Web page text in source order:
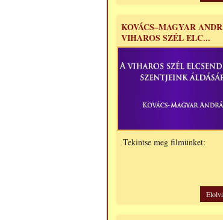
KOVÁCS–MAGYAR
VIHAROS SZÉL ELC...
Tekintse meg filmünket: